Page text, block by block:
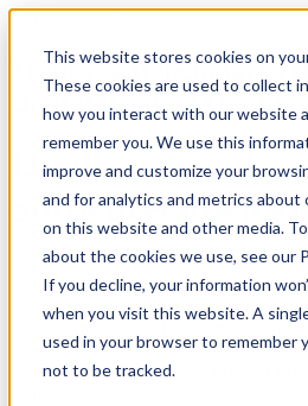
This website stores cookies on
These cookies are used to collect
how you interact with our website
remember you. We use this
improve and customize your
and for analytics and metrics
on this website and other media.
about the cookies we use, see our
If you decline, your information
when you visit this website. A
used in your browser to remember
not to be tracked.
Annual Report
Trends & Benchmarks
Digital Product Quality
Der "2024 Trends &
Produktqualität basiert auf einer
Studie von Xebia Switzerland. Als
mit etwa 250 Teilnehmern aus
hauptsächlich aus der Schweiz.
Rollen wie Test Manager, Product